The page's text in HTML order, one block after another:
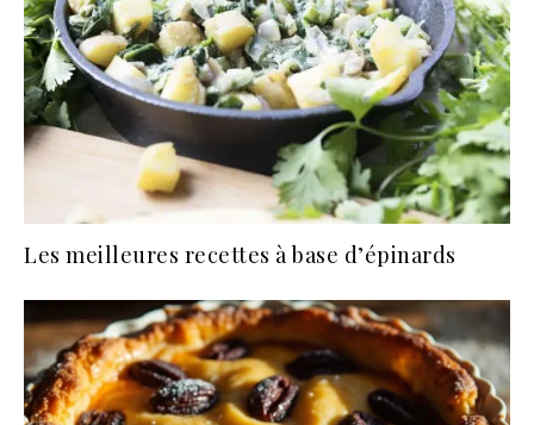
Les meilleures recettes à base d’épinards